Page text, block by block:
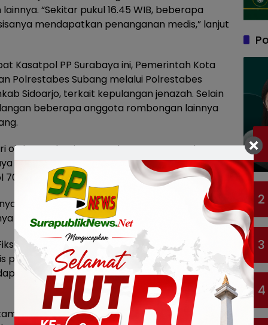
“Sekitar pukul 16.45 WIB, beberapa
mendapatkan penanganan medis,” lanjut
Kasatpol PP Surabaya ini, Pemerintah Kota
Polrestabes Subang melalui Polrestabes
Sidoarjo, terkait kepulangan jenazah. Selain
beberapa anggota rombongan lainnya
oleh Kepala Dinas Kesehatan Kota Surabaya,
sempat menyampaikan efek yang
70% tersebut.
untuk sterilisasi alat, bukan untuk diminum.
bisa sangat fatal bagi tubuh,” terang Febria.
menambahkan, Pemkot Surabaya
Bonek. Hal itu merupakan bentuk
para pendukung klub sepakbola kebanggaan
jajaran di Pemkot Surabaya selalu
2
3
4